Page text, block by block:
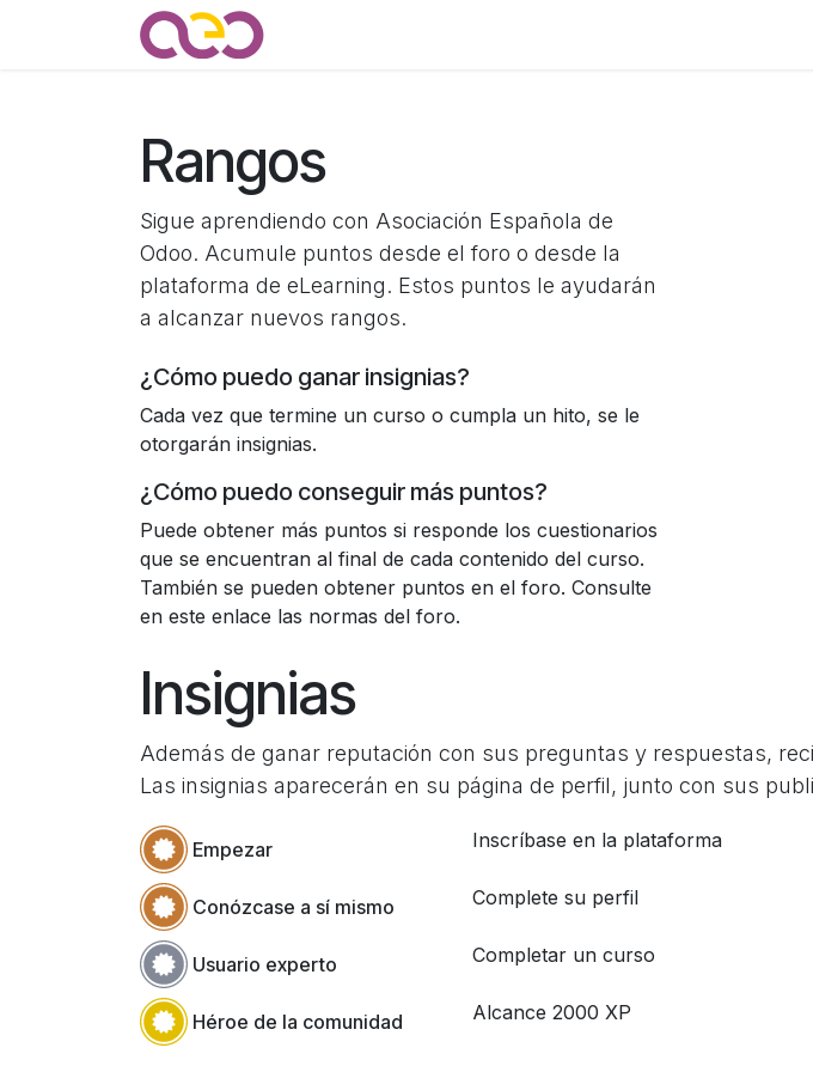
Rangos
Sigue aprendiendo con Asociación Española de
Odoo. Acumule puntos desde el foro o desde la
plataforma de eLearning. Estos puntos le ayudarán
a alcanzar nuevos rangos.
¿Cómo puedo ganar insignias?
Cada vez que termine un curso o cumpla un hito, se le
otorgarán insignias.
¿Cómo puedo conseguir más puntos?
Puede obtener más puntos si responde los cuestionarios
que se encuentran al final de cada contenido del curso.
También se pueden obtener puntos en el foro. Consulte
en este enlace las normas del foro.
Insignias
Además de ganar reputación con sus preguntas y respuestas,
Las insignias aparecerán en su página de perfil, junto con sus
Empezar Inscríbase en la plataforma
Conózcase a sí mismo Complete su perfil
Usuario experto Completar un curso
Héroe de la comunidad Alcance 2000 XP